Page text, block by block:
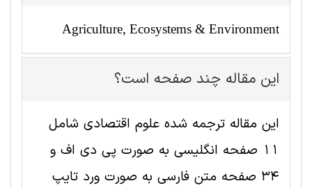
Agriculture, Ecosystems & Environment
این مقاله چند صفحه است؟
این مقاله ترجمه شده علوم اقتصادی شامل
11 صفحه انگلیسی به صورت پی دی اف و
34 صفحه متن فارسی به صورت ورد تایپ